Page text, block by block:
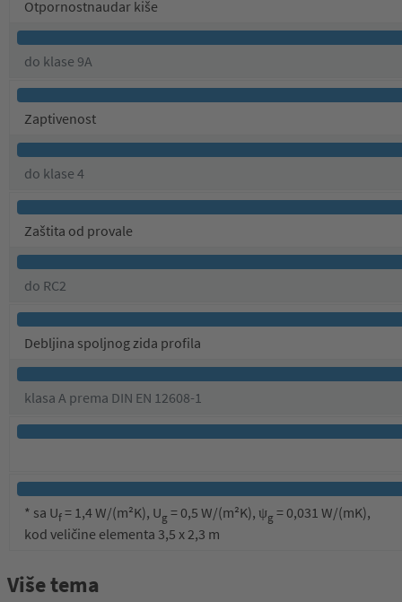
Otpornostnaudar kiše
do klase 9A
Zaptivenost
do klase 4
Zaštita od provale
do RC2
Debljina spoljnog zida profila
klasa A prema DIN EN 12608-1
* sa Uf= 1,4 W/(m²K), Ug = 0,5 W/(m²K), ψg = 0,031 W/(mK),
kod veličine elementa 3,5 x 2,3 m
Više tema